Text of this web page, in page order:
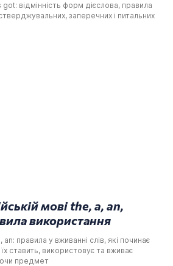
got: відмінність форм дієслова, правила
заперечних і питальних
мові the, a, an,
використання
an: правила у вживанні слів, які починає
ставить, використовує та вживає
предмет